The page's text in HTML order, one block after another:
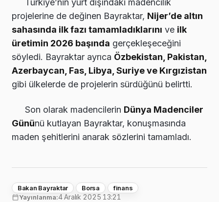
Türkiye’nin yurt dışındaki madencilik
projelerine de değinen Bayraktar, Nijer’de altın
sahasında ilk fazı tamamladıklarını ve ilk
üretimin 2026 başında gerçekleşeceğini
söyledi. Bayraktar ayrıca Özbekistan, Pakistan,
Azerbaycan, Fas, Libya, Suriye ve Kırgızistan
gibi ülkelerde de projelerin sürdüğünü belirtti.
Son olarak madencilerin Dünya Madenciler
Gününü kutlayan Bayraktar, konuşmasında
maden şehitlerini anarak sözlerini tamamladı.
Bakan Bayraktar Borsa
finans
Yayınlanma:4 Aralık 2025 13:21